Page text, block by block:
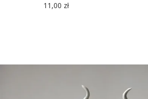
11,00 zł